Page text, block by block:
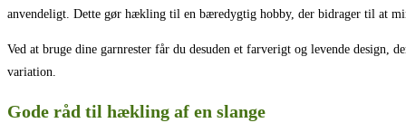
anvendeligt. Dette gør hækling til en bæredygtig hobby, der bidrager til at
Ved at bruge dine garnrester får du desuden et farverigt og levende
variation.
Gode råd til hækling af en slange